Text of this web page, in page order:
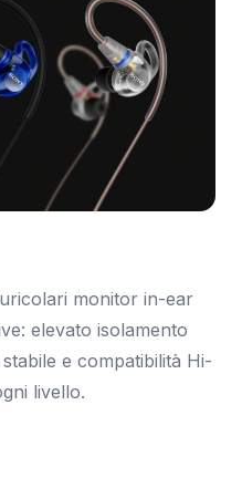
monitor in-ear
elevato isolamento
e compatibilità Hi-
livello.